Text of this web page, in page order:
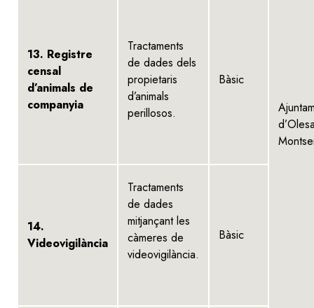
13. Registre
censal
d’animals de
companyia
Tractaments
de dades dels
propietaris
d’animals
perillosos.
Bàsic
14.
Videovigilància
Tractaments
de dades
mitjançant les
càmeres de
videovigilància.
Bàsic